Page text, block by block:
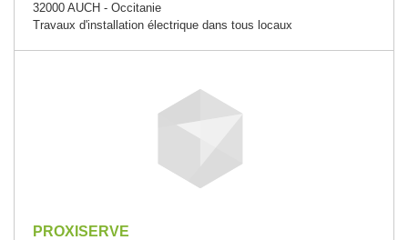
32000 AUCH - Occitanie
Travaux d'installation électrique dans tous locaux
PROXISERVE